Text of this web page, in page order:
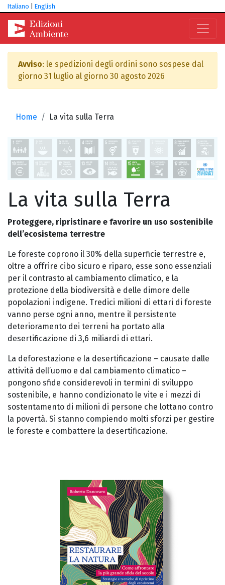
Italiano English
Avviso: le spedizioni degli ordini sono sospese dal
giorno 31 luglio al giorno 30 agosto 2026
Home La vita sulla Terra
La vita sulla Terra
Proteggere, ripristinare e favorire un uso sostenibile
dell’ecosistema terrestre
Le foreste coprono il 30% della superficie terrestre e,
oltre a offrire cibo sicuro e riparo, esse sono essenziali
per il contrasto al cambiamento climatico, e la
protezione della biodiversità e delle dimore delle
popolazioni indigene. Tredici milioni di ettari di foreste
vanno perse ogni anno, mentre il persistente
deterioramento dei terreni ha portato alla
desertificazione di 3,6 miliardi di ettari.
La deforestazione e la desertificazione – causate dalle
attività dell’uomo e dal cambiamento climatico –
pongono sfide considerevoli in termini di sviluppo
sostenibile, e hanno condizionato le vite e i mezzi di
sostentamento di milioni di persone che lottano contro
la povertà. Si stanno compiendo molti sforzi per gestire
le foreste e combattere la desertificazione.